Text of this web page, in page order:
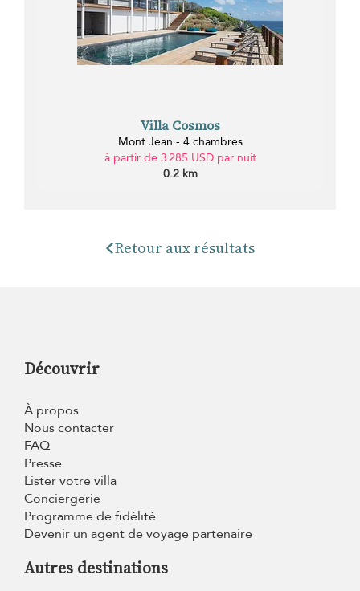
Villa Cosmos
Mont Jean - 4 chambres
à partir de 3 285 USD par nuit
0.2 km
Retour aux résultats
Découvrir
À propos
Nous contacter
FAQ
Presse
Lister votre villa
Conciergerie
Programme de fidélité
Devenir un agent de voyage partenaire
Autres destinations